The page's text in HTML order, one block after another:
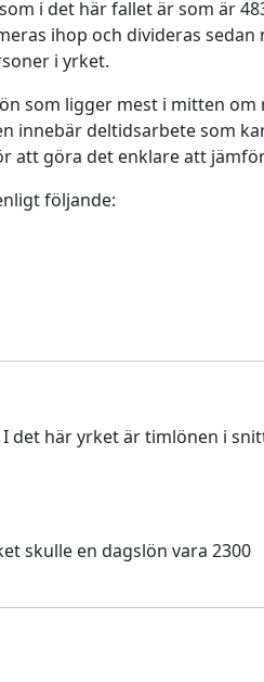
i det här fallet är som är
ihop och divideras sedan
i yrket.
som ligger mest i mitten om
innebär deltidsarbete som
att göra det enklare att
följande:
det här yrket är timlönen i
skulle en dagslön vara 2300